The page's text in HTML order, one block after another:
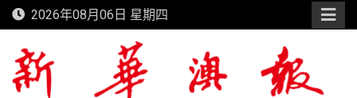
Skip
to
content
2026年08月06日 星期四